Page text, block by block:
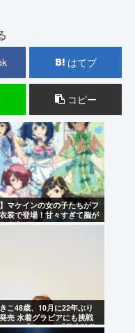
はてブ
コピー
】マケインの女の子たちがフ
装で登場！甘々すぎて脳が
まうぞ
こ48歳、10月に22年ぶり
売 水着グラビアにも挑戦
!!!」「おぉ~」「学生時代